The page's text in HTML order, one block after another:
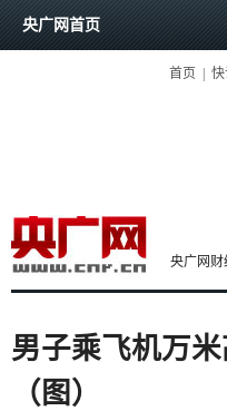
央广网首页
首页
央广网财
男子乘飞机万
（图）